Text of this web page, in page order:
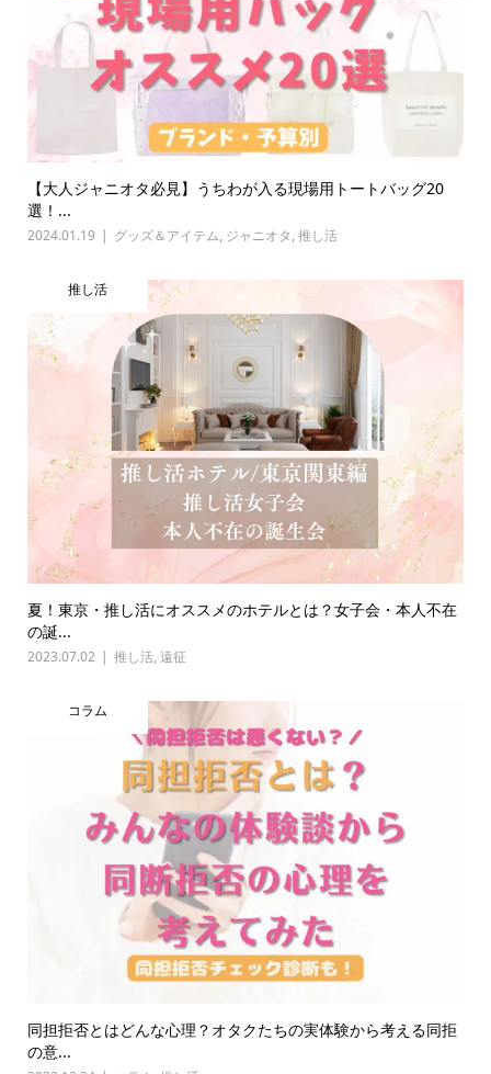
【大人ジャニオタ必見】うちわが入る現場用トートバッグ20
選！...
2024.01.19 グッズ＆アイテム, ジャニオタ, 推し活
推し活
夏！東京・推し活にオススメのホテルとは？女子会・本人不在
の誕...
2023.07.02 推し活, 遠征
コラム
同担拒否とはどんな心理？オタクたちの実体験から考える同拒
の意...